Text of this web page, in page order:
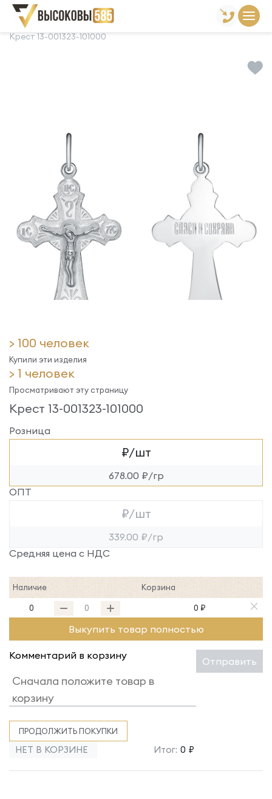
Главная Склад готовой продукции
Крест 13-001323-101000
> 100 человек
Купили эти изделия
> 1 человек
Просматривают эту страницу
Крест 13-001323-101000
Розница
₽/шт
678.00 ₽/гр
ОПТ
₽/шт
339.00 ₽/гр
Средняя цена с НДС
Наличие Корзина
0 0 ₽
Выкупить товар полностью
Комментарий в корзину Отправить
ПРОДОЛЖИТЬ ПОКУПКИ
НЕТ В КОРЗИНЕ Итог: 0 ₽